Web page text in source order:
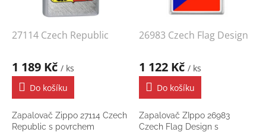
27114 Czech Republic
1 189 Kč / ks
Do košíku
Zapalovač Zippo 27114 Czech
Republic s povrchem
26983 Czech Flag Design
1 122 Kč / ks
Do košíku
Zapalovač ZIppo 26983
Czech Flag Design s